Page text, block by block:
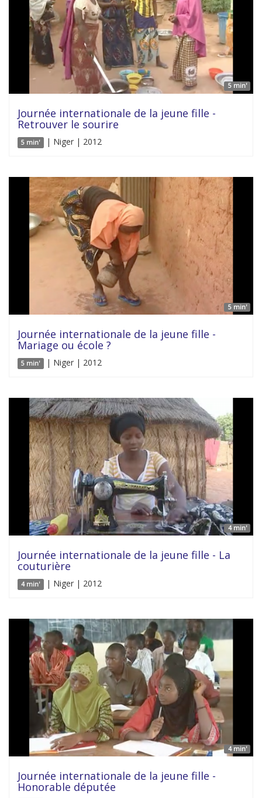
5 min'
Journée internationale de la jeune fille -
Retrouver le sourire
5 min' | Niger | 2012
5 min'
Journée internationale de la jeune fille -
Mariage ou école ?
5 min' | Niger | 2012
4 min'
Journée internationale de la jeune fille - La
couturière
4 min' | Niger | 2012
4 min'
Journée internationale de la jeune fille -
Honorable députée